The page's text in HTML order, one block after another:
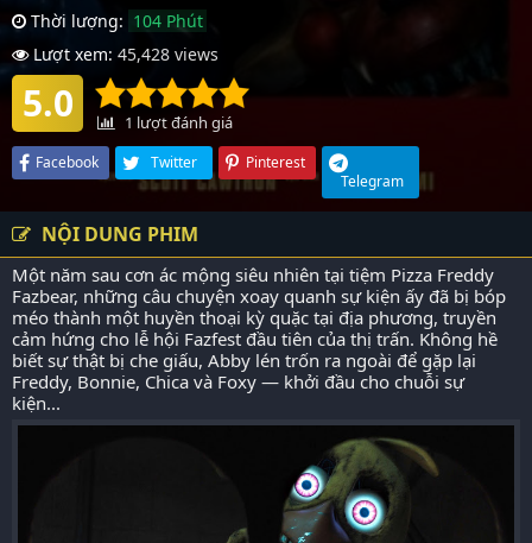
Thời lượng: 104 Phút
Lượt xem: 45,428 views
5.0 1 lượt đánh giá
Facebook Twitter
Pinterest
Telegram
NỘI DUNG PHIM
Một năm sau cơn ác mộng siêu nhiên tại tiệm Pizza Freddy
Fazbear, những câu chuyện xoay quanh sự kiện ấy đã bị bóp
méo thành một huyền thoại kỳ quặc tại địa phương, truyền
cảm hứng cho lễ hội Fazfest đầu tiên của thị trấn. Không hề
biết sự thật bị che giấu, Abby lén trốn ra ngoài để gặp lại
Freddy, Bonnie, Chica và Foxy — khởi đầu cho chuỗi sự
kiện...